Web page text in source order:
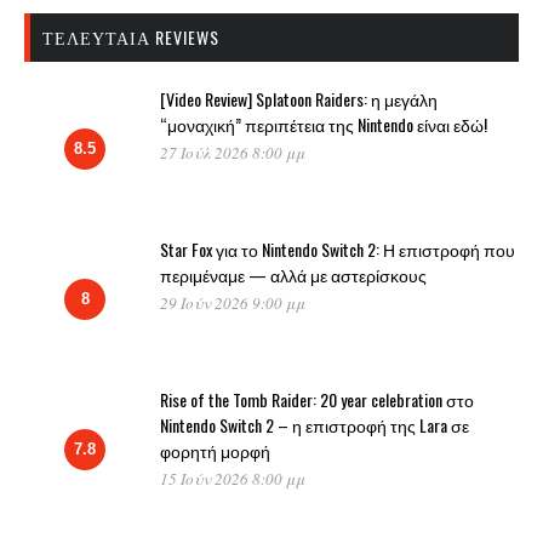
ΤΕΛΕΥΤΑΊΑ REVIEWS
8.5
[Video Review] Splatoon Raiders: η μεγάλη
“μοναχική” περιπέτεια της Nintendo είναι εδώ!
27 Ιούλ 2026 8:00 μμ
8
Star Fox για το Nintendo Switch 2: Η επιστροφή που
περιμέναμε — αλλά με αστερίσκους
29 Ιούν 2026 9:00 μμ
7.8
Rise of the Tomb Raider: 20 year celebration στο
Nintendo Switch 2 – η επιστροφή της Lara σε
φορητή μορφή
15 Ιούν 2026 8:00 μμ